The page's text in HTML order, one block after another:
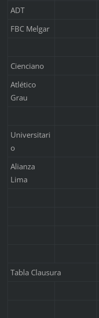
ADT
FBC Melgar
Cienciano
Atlético
Grau
Universitari
o
Alianza
Lima
Tabla Clausura